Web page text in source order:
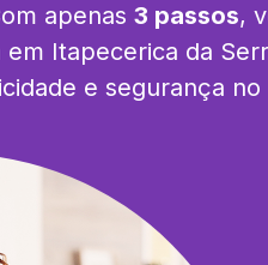
apenas 3 passos,
em Itapecerica da
e segurança